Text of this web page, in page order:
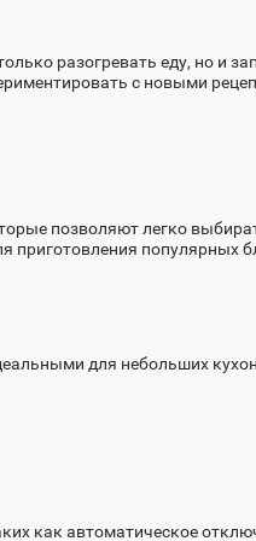
разогревать еду, но и
с новыми
позволяют легко
популярных
для небольших
как автоматическое